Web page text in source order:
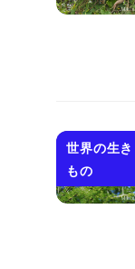
世界の生き
もの